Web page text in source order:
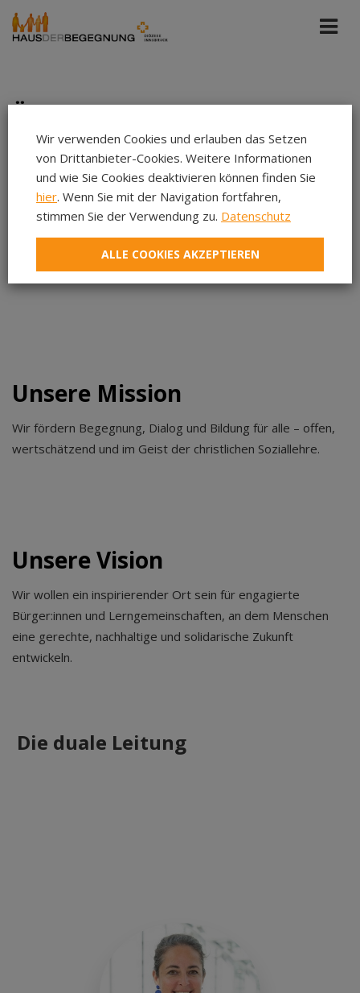
Über uns
Wir sind ein Bildungshaus mit einem vielfältigen
Programm und gesellschaftspolitischem Schwerpunkt
– ein Ort für Lernen, Begegnung und gesellschaftliche
Entwicklung.
Unsere Mission
Wir fördern Begegnung, Dialog und Bildung für alle – offen,
wertschätzend und im Geist der christlichen Soziallehre.
Unsere Vision
Wir wollen ein inspirierender Ort sein für engagierte
Bürger:innen und Lerngemeinschaften, an dem Menschen
eine gerechte, nachhaltige und solidarische Zukunft
entwickeln.
Die duale Leitung
Wir verwenden Cookies und erlauben das Setzen
von Drittanbieter-Cookies. Weitere Informationen
und wie Sie Cookies deaktivieren können finden Sie
hier. Wenn Sie mit der Navigation fortfahren,
stimmen Sie der Verwendung zu. Datenschutz
ALLE COOKIES AKZEPTIEREN